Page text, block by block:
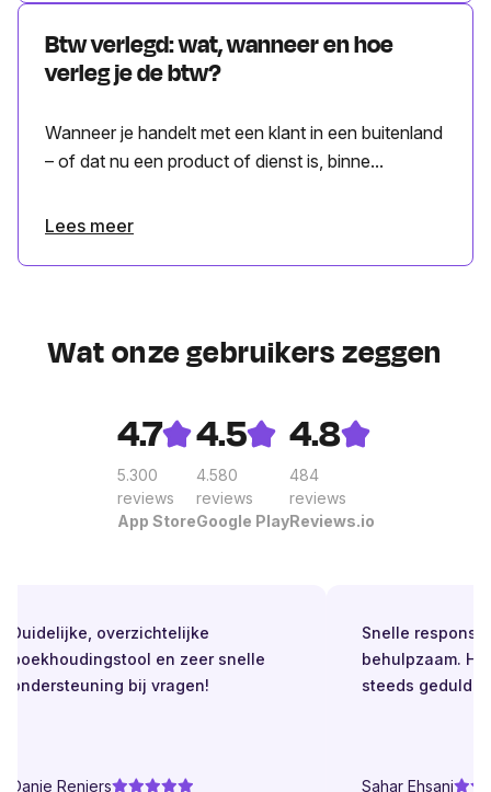
Btw verlegd: wat, wanneer en hoe
verleg je de btw?
Wanneer je handelt met een klant in een buitenland
– of dat nu een product of dienst is, binne...
Lees meer
Wat onze gebruikers zeggen
4.7
5.300
reviews
App Store
4.5
4.580
reviews
Google Play
4.8
484
reviews
Reviews.io
Duidelijke, overzichtelijke
boekhoudingstool en zeer snelle
ondersteuning bij vragen!
Danie Reniers
Snelle respons.
behulpzaam.
steeds geduldig.
Sahar Ehsani